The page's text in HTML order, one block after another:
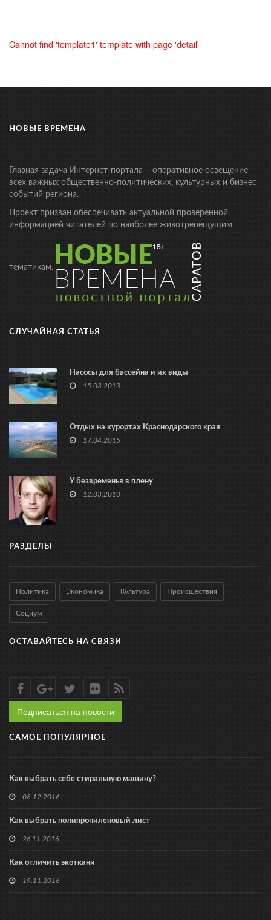
Cannot find 'template1' template with page 'detail'
НОВЫЕ ВРЕМЕНА
Главная задача Интернет-портала – оперативное освещение
всех важных общественно-политических, культурных и бизнес
событий региона.
Проект призван обеспечивать актуальной проверенной
информацией читателей по наиболее животрепещущим
тематикам.
СЛУЧАЙНАЯ СТАТЬЯ
Насосы для бассейна и их виды
15.03.2013
Отдых на курортах Краснодарского края
17.04.2015
У безвременья в плену
12.03.2010
РАЗДЕЛЫ
Политика Экономика Культура Происшествия
Социум
ОСТАВАЙТЕСЬ НА СВЯЗИ
Подписаться на новости
САМОЕ ПОПУЛЯРНОЕ
Как выбрать себе стиральную машину?
08.12.2016
Как выбрать полипропиленовый лист
26.11.2016
Как отличить экоткани
19.11.2016